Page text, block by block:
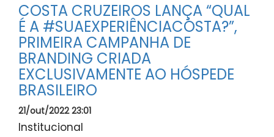
COSTA CRUZEIROS LANÇA “QUAL
É A #SUAEXPERIÊNCIACOSTA?”,
PRIMEIRA CAMPANHA DE
BRANDING CRIADA
EXCLUSIVAMENTE AO HÓSPEDE
BRASILEIRO
21/out/2022 23:01
Institucional